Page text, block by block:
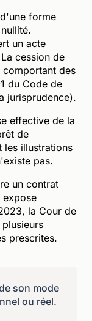
forme
un acte
cession de
des
du Code de
jurisprudence).
effective de la
de
les illustrations
pas.
un contrat
expose
la Cour de
prescrites.
son mode
ou réel.